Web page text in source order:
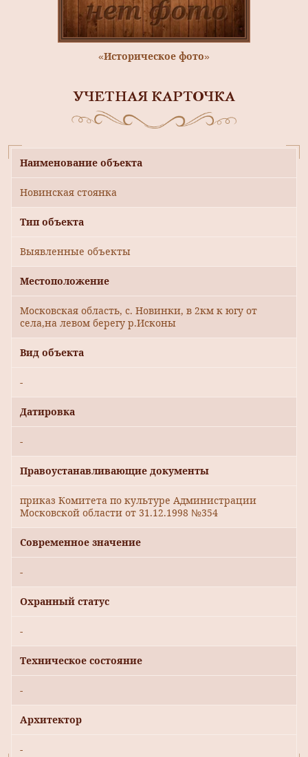
«Историческое фото»
УЧЕТНАЯ КАРТОЧКА
Наименование объекта
Новинская стоянка
Тип объекта
Выявленные объекты
Местоположение
Московская область, с. Новинки, в 2км к югу от
села,на левом берегу р.Исконы
Вид объекта
-
Датировка
-
Правоустанавливающие документы
приказ Комитета по культуре Администрации
Московской области от 31.12.1998 №354
Современное значение
-
Охранный статус
-
Техническое состояние
-
Архитектор
-